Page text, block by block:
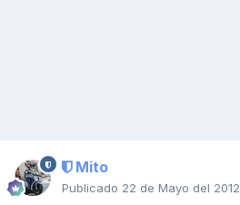
Mito
Publicado 22 de Mayo del 2012